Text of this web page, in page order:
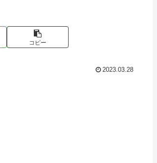
コピー
2023.03.28